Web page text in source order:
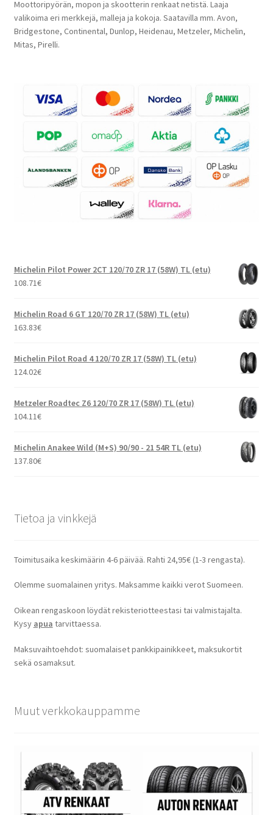
Moottoripyörän, mopon ja skootterin renkaat netistä. Laaja
valikoima eri merkkejä, malleja ja kokoja. Saatavilla mm. Avon,
Bridgestone, Continental, Dunlop, Heidenau, Metzeler, Michelin,
Mitas, Pirelli.
Michelin Pilot Power 2CT 120/70 ZR 17 (58W) TL (etu)
108.71€
Michelin Road 6 GT 120/70 ZR 17 (58W) TL (etu)
163.83€
Michelin Pilot Road 4 120/70 ZR 17 (58W) TL (etu)
124.02€
Metzeler Roadtec Z6 120/70 ZR 17 (58W) TL (etu)
104.11€
Michelin Anakee Wild (M+S) 90/90 - 21 54R TL (etu)
137.80€
Tietoa ja vinkkejä
Toimitusaika keskimäärin 4-6 päivää. Rahti 24,95€ (1-3 rengasta).
Olemme suomalainen yritys. Maksamme kaikki verot Suomeen.
Oikean rengaskoon löydät rekisteriotteestasi tai valmistajalta.
Kysy apua tarvittaessa.
Maksuvaihtoehdot: suomalaiset pankkipainikkeet, maksukortit
sekä osamaksut.
Muut verkkokauppamme